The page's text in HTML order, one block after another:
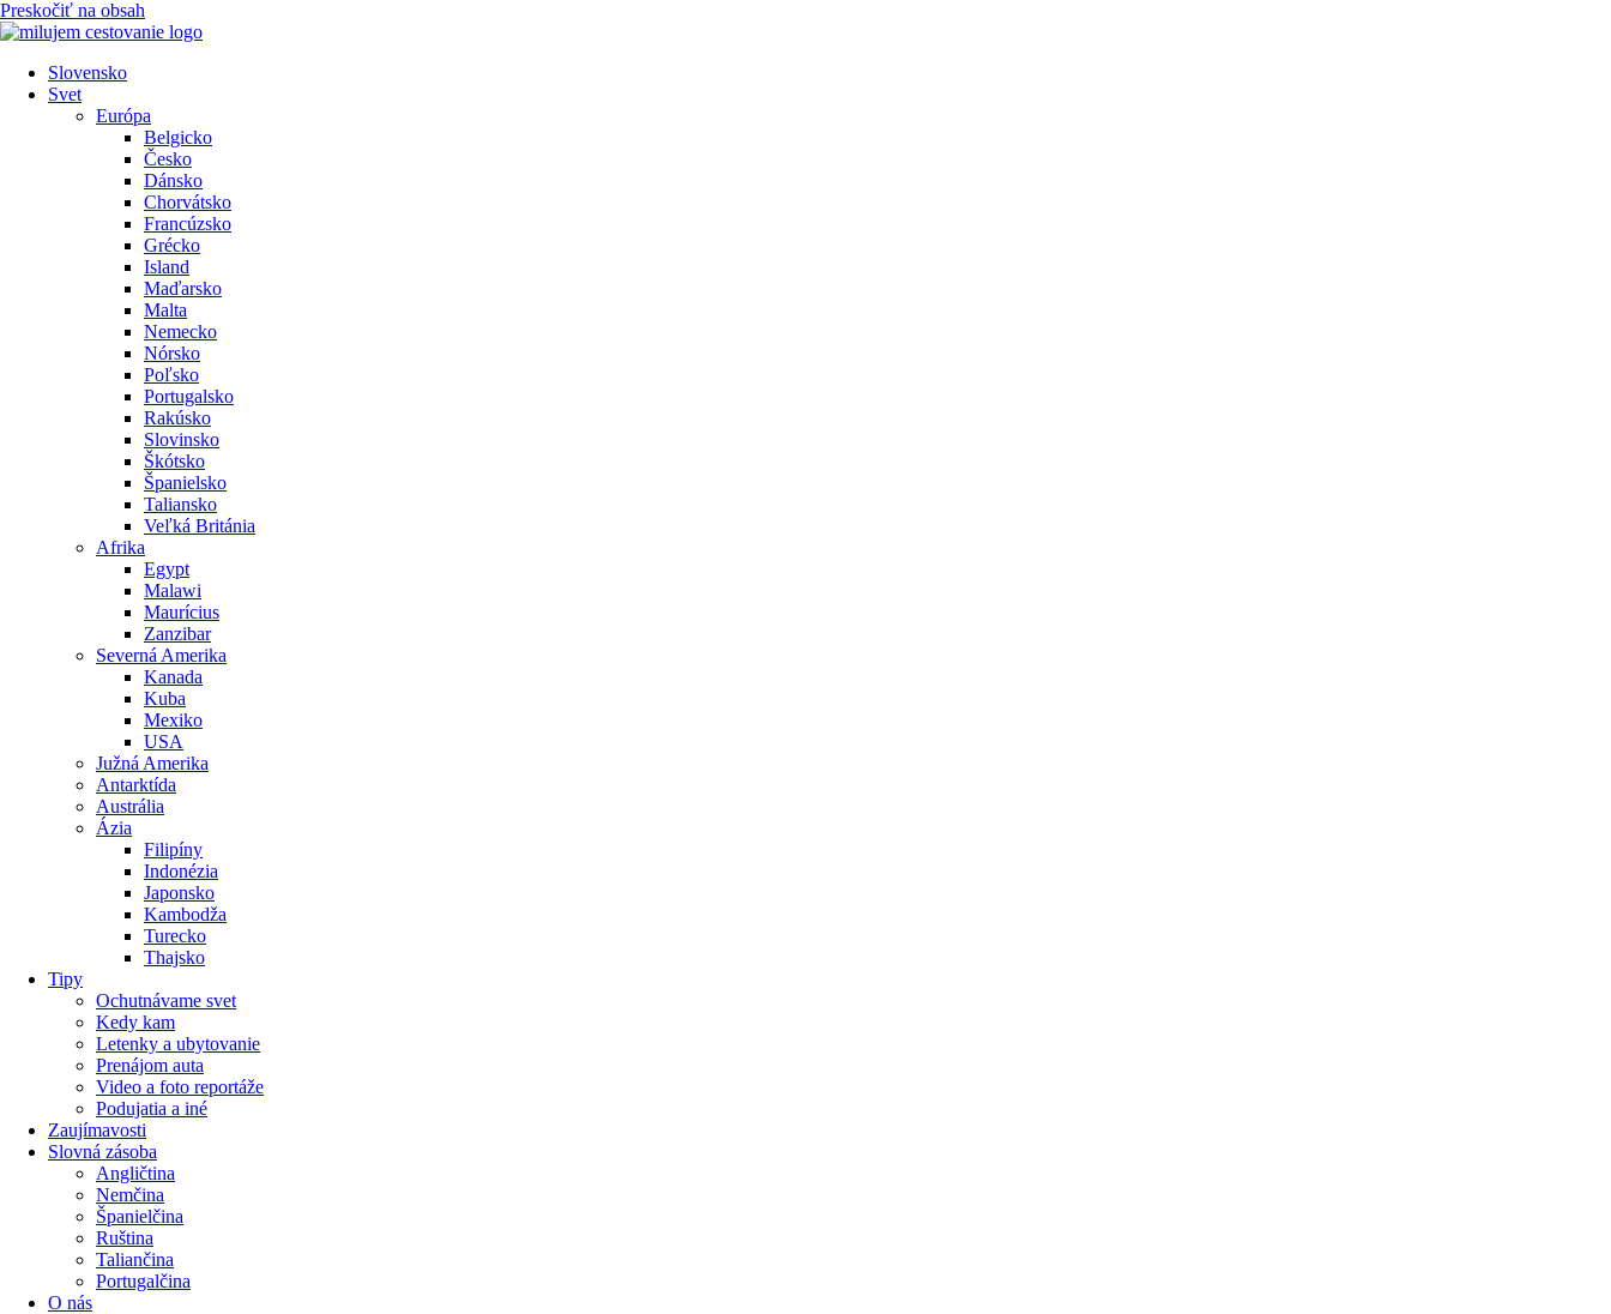
Preskočiť na obsah
Slovensko
Svet
Európa
Belgicko
Česko
Dánsko
Chorvátsko
Francúzsko
Grécko
Island
Maďarsko
Malta
Nemecko
Nórsko
Poľsko
Portugalsko
Rakúsko
Slovinsko
Škótsko
Španielsko
Taliansko
Veľká Británia
Afrika
Egypt
Malawi
Maurícius
Zanzibar
Severná Amerika
Kanada
Kuba
Mexiko
USA
Južná Amerika
Antarktída
Austrália
Ázia
Filipíny
Indonézia
Japonsko
Kambodža
Turecko
Thajsko
Tipy
Ochutnávame svet
Kedy kam
Letenky a ubytovanie
Prenájom auta
Video a foto reportáže
Podujatia a iné
Zaujímavosti
Slovná zásoba
Angličtina
Nemčina
Španielčina
Ruština
Taliančina
Portugalčina
O nás